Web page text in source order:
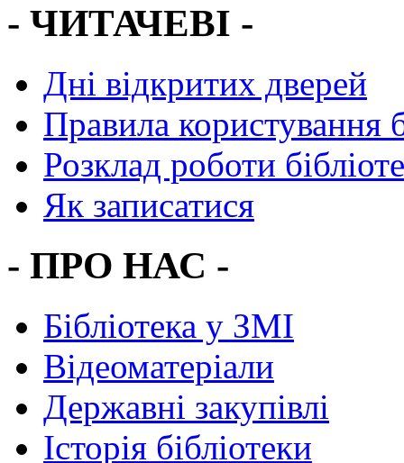
- ЧИТАЧЕВІ -
Дні відкритих дверей
Правила користування
Розклад роботи
Як записатися
- ПРО НАС -
Бібліотека у ЗМІ
Відеоматеріали
Державні закупівлі
Історія бібліотеки